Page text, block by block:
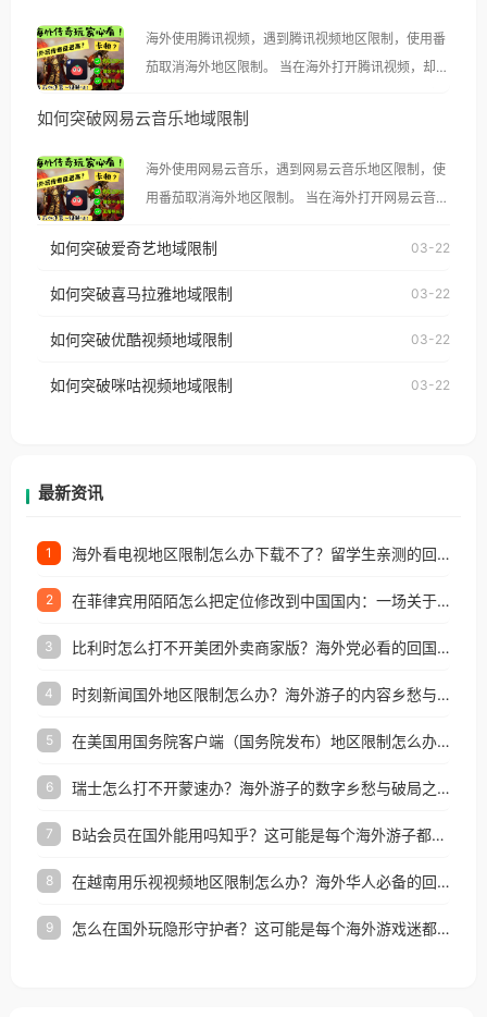
海外使用腾讯视频，遇到腾讯视频地区限制，使用番
茄取消海外地区限制。 当在海外打开腾讯视频，却突
示语。 海外用户如香港、澳门、台湾、美国、加拿
像其他音乐平台一样，出现地区及版权限制问题，且
仅能在中国大陆地区播放。 遇到这个问题的朋友们，
使用番茄回国加速器，即可解决「海外用户收听腾讯
台湾、美国、加拿大、澳大利亚、欧洲等国家和地区
权限制所困扰。
如何突破网易云音乐地域限制
海外使用网易云音乐，遇到网易云音乐地区限制，使
用番茄取消海外地区限制。 当在海外打开网易云音
播放”的提示语。 海外用户如香港、澳门、台湾、美
国、加拿大、澳大利亚、欧洲等国家和地区时，网易
制问题，且仅能在中国大陆地区播放。 遇到这个问题
户收听网易云音乐地区版权限制」的问题，无论人在
如何突破爱奇艺地域限制 03-22
如何突破喜马拉雅地域限制 03-22
如何突破优酷视频地域限制 03-22
如何突破咪咕视频地域限制 03-22
最新资讯
1 海外看电视地区限制怎么办下载不了？留学生亲测的回国加速方案（附2026世界杯观赛技巧）
2 在菲律宾用陌陌怎么把定位修改到中国国内：一场关于归属感与连接的探索
3 比利时怎么打不开美团外卖商家版？海外党必看的回国加速全攻略
4 时刻新闻国外地区限制怎么办？海外游子的内容乡愁与破局之路
5 在美国用国务院客户端（国务院发布）地区限制怎么办？3步解决海外看国内内容难题
6 瑞士怎么打不开蒙速办？海外游子的数字乡愁与破局之路
7 B站会员在国外能用吗知乎？这可能是每个海外游子都问过的问题
8 在越南用乐视视频地区限制怎么办？海外华人必备的回国加速攻略
9 怎么在国外玩隐形守护者？这可能是每个海外游戏迷都问过的问题